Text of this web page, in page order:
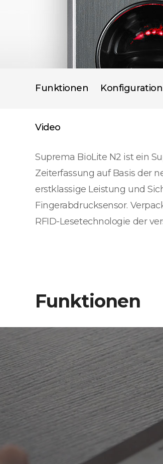
Funktionen Konfiguration
Video
Suprema BioLite N2 ist ein
Zeiterfassung auf Basis der
erstklassige Leistung und
Fingerabdrucksensor.
RFID-Lesetechnologie der
Funktionen